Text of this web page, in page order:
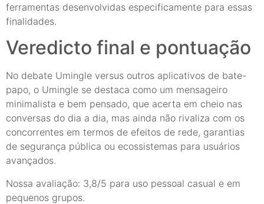
ferramentas desenvolvidas especificamente para essas
finalidades.
Veredicto final e pontuação
No debate Umingle versus outros aplicativos de bate-
papo, o Umingle se destaca como um mensageiro
minimalista e bem pensado, que acerta em cheio nas
conversas do dia a dia, mas ainda não rivaliza com os
concorrentes em termos de efeitos de rede, garantias
de segurança pública ou ecossistemas para usuários
avançados.
Nossa avaliação: 3,8/5 para uso pessoal casual e em
pequenos grupos.